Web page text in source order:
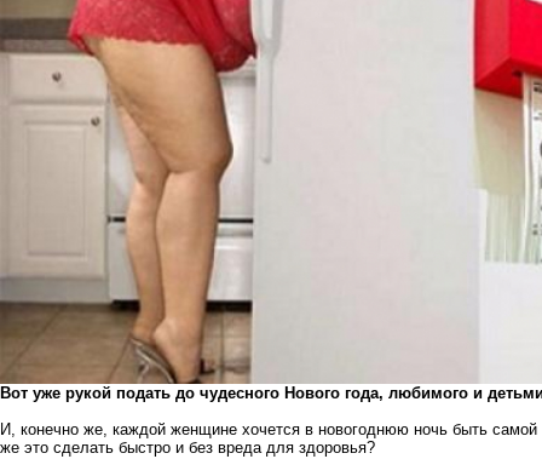
Вот уже рукой подать до чудесного Нового года, любимого и
И, конечно же, каждой женщине хочется в новогоднюю ночь быть
же это сделать быстро и без вреда для здоровья?